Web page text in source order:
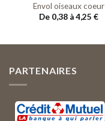
Envol oiseaux coeur
De 0,38 à 4,25 €
PARTENAIRES